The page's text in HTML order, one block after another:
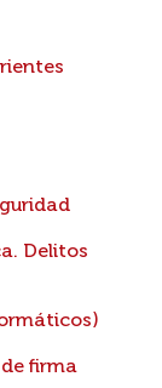
Delitos
firma